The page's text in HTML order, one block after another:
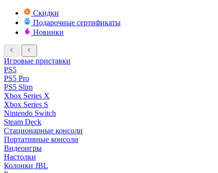
Скидки
Подарочные сертификаты
Новинки
Игровые приставки
PS5
PS5 Pro
PS5 Slim
Xbox Series X
Xbox Series S
Nintendo Switch
Steam Deck
Стационарные консоли
Портативные консоли
Видеоигры
Настолки
Колонки JBL